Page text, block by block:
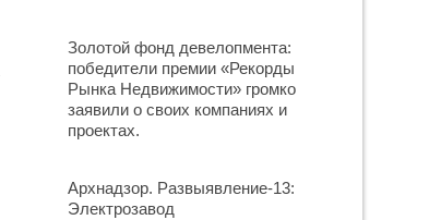
Золотой фонд девелопмента:
победители премии «Рекорды
Рынка Недвижимости» громко
заявили о своих компаниях и
проектах.
Архнадзор. Развыявление-13:
Электрозавод